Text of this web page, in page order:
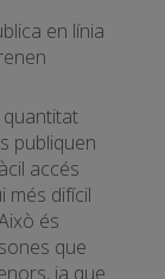
en línia
quantitat
publiquen
accés
més difícil
és
que
ja que